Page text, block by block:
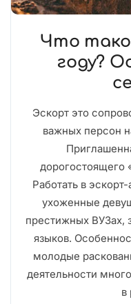
Что
году?
Эскорт это
важных персон
дорогостоящего
Работать в
ухоженные
престижных ВУЗах,
языков.
молодые
деятельности
в